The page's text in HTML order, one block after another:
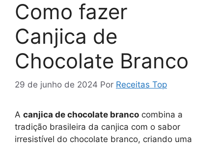
Como fazer
Canjica de
Chocolate Branco
29 de junho de 2024 Por Receitas Top
A canjica de chocolate branco combina a
tradição brasileira da canjica com o sabor
irresistível do chocolate branco, criando uma